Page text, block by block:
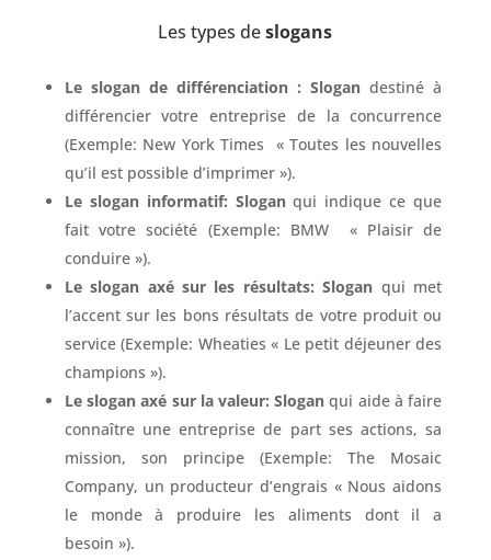
Les types deslogans
Le slogan de différenciation : Slogan destiné à
différencier votre entreprise de la concurrence
(Exemple: New York Times « Toutes les nouvelles
qu’il est possible d’imprimer »).
Le slogan informatif: Sloganqui indique ce que
fait votre société (Exemple: BMW « Plaisir de
conduire »).
Le slogan axé sur les résultats: Slogan qui met
l’accent sur les bons résultats de votre produit ou
service (Exemple: Wheaties « Le petit déjeuner des
champions »).
Le slogan axé sur la valeur: Slogan qui aide à faire
connaître une entreprise de part ses actions, sa
mission, son principe (Exemple:The Mosaic
Company, un producteur d’engrais « Nous aidons
le monde à produire les aliments dont il a
besoin »).